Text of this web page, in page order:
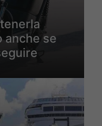
anche se